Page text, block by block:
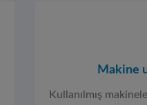
Makine
Kullanılmış